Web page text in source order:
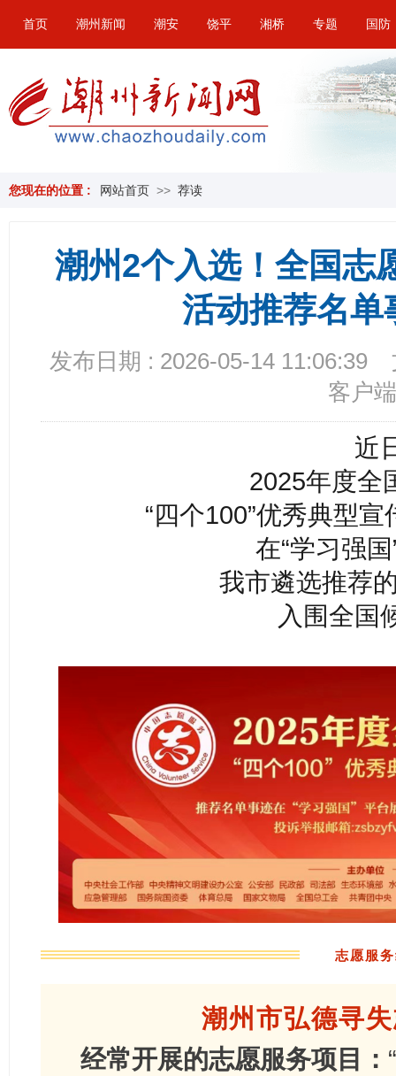
首页 潮州新闻 潮安 饶平 湘桥 专题 国防
您现在的位置 : 网站首页 >> 荐读
潮州2个入选！全国志
活动推荐名单
发布日期 : 2026-05-14 11:06:39
客户端
近
2025年度全
“四个100”优秀典型
在“学习强
我市遴选推荐
入围全国
志愿服
潮州市弘德寻
经常开展的志愿服务项目：